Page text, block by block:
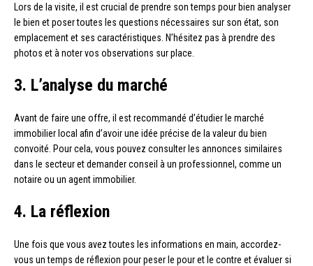
Lors de la visite, il est crucial de prendre son temps pour bien analyser
le bien et poser toutes les questions nécessaires sur son état, son
emplacement et ses caractéristiques. N’hésitez pas à prendre des
photos et à noter vos observations sur place.
3. L’analyse du marché
Avant de faire une offre, il est recommandé d’étudier le marché
immobilier local afin d’avoir une idée précise de la valeur du bien
convoité. Pour cela, vous pouvez consulter les annonces similaires
dans le secteur et demander conseil à un professionnel, comme un
notaire ou un agent immobilier.
4. La réflexion
Une fois que vous avez toutes les informations en main, accordez-
vous un temps de réflexion pour peser le pour et le contre et évaluer si